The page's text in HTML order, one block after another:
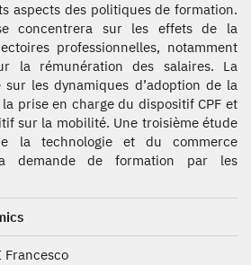
aspects des politiques de formation.
concentrera sur les effets de la
professionnelles, notamment
la rémunération des salaires. La
les dynamiques d’adoption de la
prise en charge du dispositif CPF et
sur la mobilité. Une troisième étude
la technologie et du commerce
demande de formation par les
Francesco